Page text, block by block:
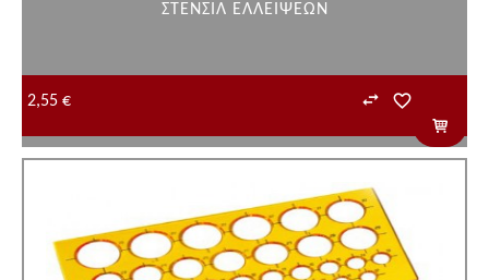
ΣΤΕΝΣΙΛ ΕΛΛΕΙΨΕΩΝ
2,55 €